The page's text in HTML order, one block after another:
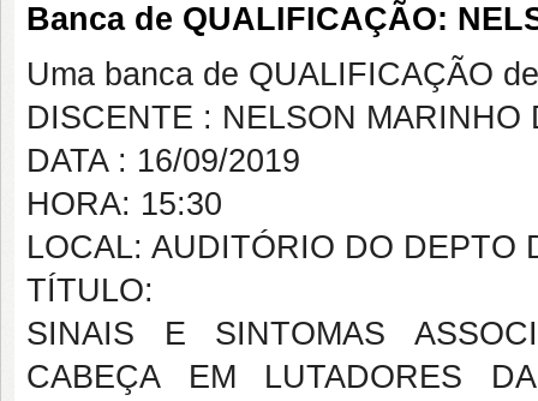
Banca de QUALIFICAÇÃO:
Uma banca de QUALIFICAÇÃO
DISCENTE : NELSON MARINHO
DATA : 16/09/2019
HORA: 15:30
LOCAL: AUDITÓRIO DO DEPTO
TÍTULO:
SINAIS E SINTOMAS
CABEÇA EM LUTADORES